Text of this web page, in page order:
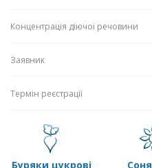
Концентрація діючої речовини
Заявник
Термін реєстрації
буряки цукрові